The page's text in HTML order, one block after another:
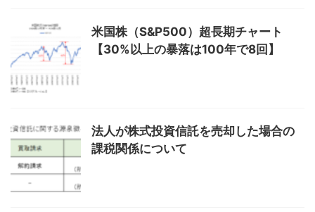
米国株（S&P500）超長期チャート
【30%以上の暴落は100年で8回】
法人が株式投資信託を売却した場合の
課税関係について